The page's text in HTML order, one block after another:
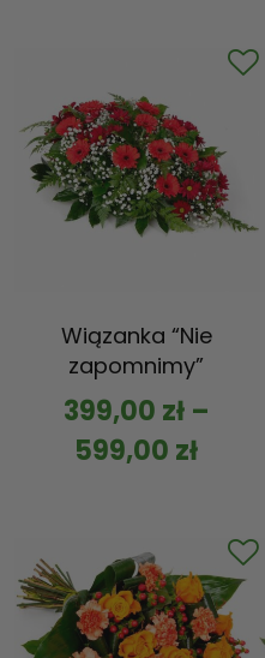
Wiązanka “Nie
zapomnimy”
399,00 zł–
599,00 zł